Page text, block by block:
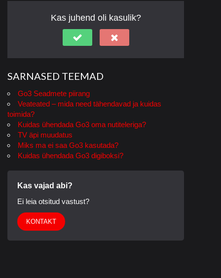
Kas juhend oli kasulik?
SARNASED TEEMAD
Go3 Seadmete piirang
Veateated – mida need tähendavad ja kuidas
toimida?
Kuidas ühendada Go3 oma nutiteleriga?
TV äpi muudatus
Miks ma ei saa Go3 kasutada?
Kuidas ühendada Go3 digiboksi?
Kas vajad abi?
Ei leia otsitud vastust?
KONTAKT